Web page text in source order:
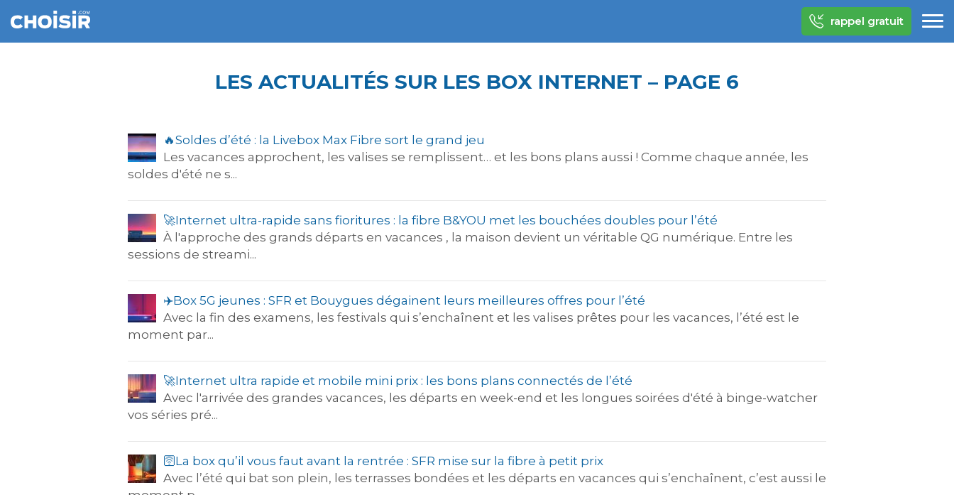
rappel gratuit
LES ACTUALITÉS SUR LES BOX INTERNET – PAGE 6
🔥​Soldes d’été : la Livebox Max Fibre sort le grand jeu
Les vacances approchent, les valises se remplissent… et les bons plans aussi ! Comme chaque année, les
soldes d'été ne s...
🚀​Internet ultra-rapide sans fioritures : la fibre B&YOU met les bouchées doubles pour l’été
À l'approche des grands départs en vacances , la maison devient un véritable QG numérique. Entre les
sessions de streami...
✈️​Box 5G jeunes : SFR et Bouygues dégainent leurs meilleures offres pour l’été
Avec la fin des examens, les festivals qui s’enchaînent et les valises prêtes pour les vacances, l’été est le
moment par...
​🚀​Internet ultra rapide et mobile mini prix : les bons plans connectés de l’été
Avec l'arrivée des grandes vacances, les départs en week-end et les longues soirées d'été à binge-watcher
vos séries pré...
🛜La box qu’il vous faut avant la rentrée : SFR mise sur la fibre à petit prix
Avec l’été qui bat son plein, les terrasses bondées et les départs en vacances qui s’enchaînent, c’est aussi le